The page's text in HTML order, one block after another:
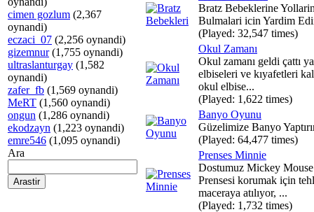
cimen gozlum (2,367
oynandi)
eczaci_07 (2,256 oynandi)
gizemnur(1,755 oynandi)
ultraslanturgay (1,582
oynandi)
zafer_fb (1,569 oynandi)
MeRT (1,560 oynandi)
ongun (1,286 oynandi)
ekodzayn (1,223 oynandi)
emre546 (1,095 oynandi)
Ara
Bratz Bebeklerine
Bulmalari icin Yardim
(Played: 32,547 times)
Okul Zamanı
Okul zamanı geldi çattı
elbiseleri ve kıyafetleri
okul elbise...
(Played: 1,622 times)
Banyo Oyunu
Güzelimize Banyo
(Played: 64,477 times)
Prenses Minnie
Dostumuz Mickey Mouse
Prensesi korumak için
maceraya atılıyor, ...
(Played: 1,732 times)